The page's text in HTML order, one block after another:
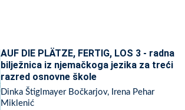
AUF DIE PLÄTZE, FERTIG, LOS 3 - radna
bilježnica iz njemačkoga jezika za treći
razred osnovne škole
Dinka Štiglmayer Bočkarjov, Irena Pehar
Miklenić